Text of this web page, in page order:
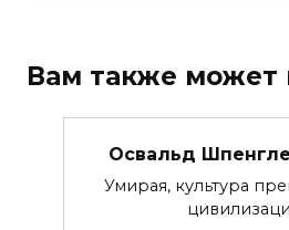
Вам также может
Освальд
Умирая, культура